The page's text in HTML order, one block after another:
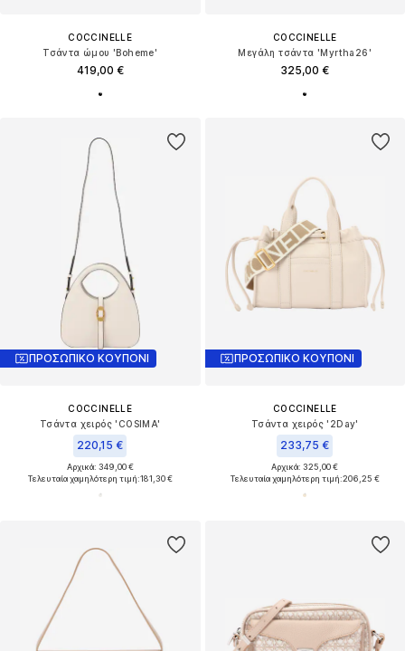
COCCINELLE
Τσάντα ώμου 'Boheme'
419,00 €
COCCINELLE
Μεγάλη τσάντα 'Myrtha26'
325,00 €
ΠΡΟΣΩΠΙΚΟ ΚΟΥΠΟΝΙ
COCCINELLE
Τσάντα χειρός 'COSIMA'
220,15 €
Αρχικά: 349,00 €
Τελευταία χαμηλότερη τιμή:181,30 €
ΠΡΟΣΩΠΙΚΟ ΚΟΥΠΟΝΙ
COCCINELLE
Τσάντα χειρός '2Day'
233,75 €
Αρχικά: 325,00 €
Τελευταία χαμηλότερη τιμή:206,25 €